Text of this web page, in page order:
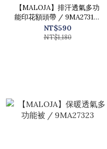
【MALOJA】排汗透氣多功
能印花額頭帶 / 9MA27314-
[迷霧森林]
NT$590
NT$1,180